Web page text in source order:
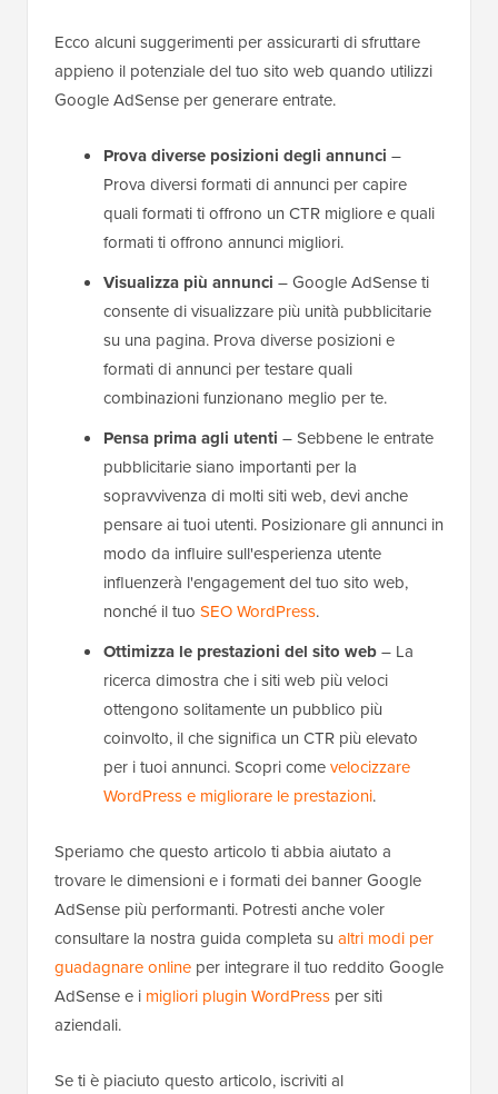
Ecco alcuni suggerimenti per assicurarti di sfruttare
appieno il potenziale del tuo sito web quando utilizzi
Google AdSense per generare entrate.
Prova diverse posizioni degli annunci –
Prova diversi formati di annunci per capire
quali formati ti offrono un CTR migliore e quali
formati ti offrono annunci migliori.
Visualizza più annunci – Google AdSense ti
consente di visualizzare più unità pubblicitarie
su una pagina. Prova diverse posizioni e
formati di annunci per testare quali
combinazioni funzionano meglio per te.
Pensa prima agli utenti – Sebbene le entrate
pubblicitarie siano importanti per la
sopravvivenza di molti siti web, devi anche
pensare ai tuoi utenti. Posizionare gli annunci in
modo da influire sull'esperienza utente
influenzerà l'engagement del tuo sito web,
nonché il tuo SEO WordPress.
Ottimizza le prestazioni del sito web– La
ricerca dimostra che i siti web più veloci
ottengono solitamente un pubblico più
coinvolto, il che significa un CTR più elevato
per i tuoi annunci. Scopri comevelocizzare
WordPress e migliorare le prestazioni.
Speriamo che questo articolo ti abbia aiutato a
trovare le dimensioni e i formati dei banner Google
AdSense più performanti. Potresti anche voler
consultare la nostra guida completa su altri modi per
guadagnare online per integrare il tuo reddito Google
AdSense e i migliori plugin WordPress per siti
aziendali.
Se ti è piaciuto questo articolo, iscriviti al